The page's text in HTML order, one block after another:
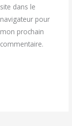
site dans le
navigateur pour
mon prochain
commentaire.